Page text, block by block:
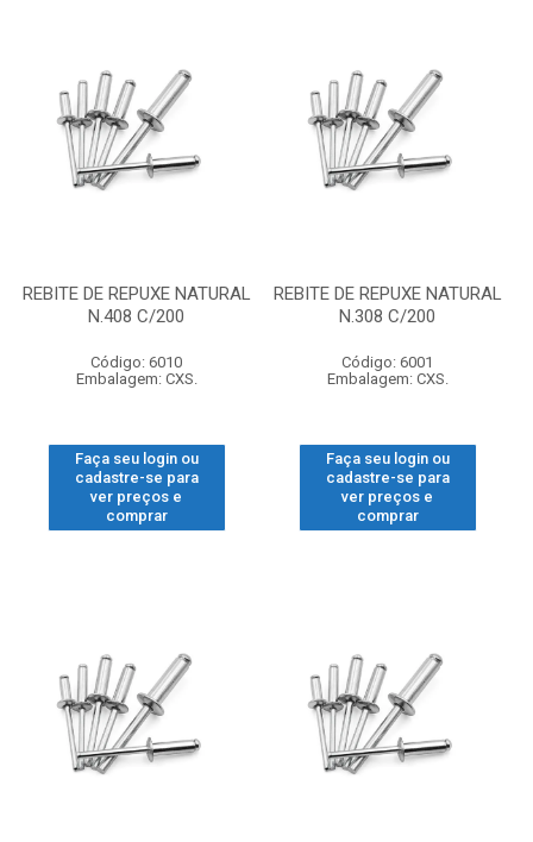
REBITE DE REPUXE NATURAL
N.408 C/200
Código: 6010
Embalagem: CXS.
Faça seu login ou
cadastre-se para
ver preços e
comprar
REBITE DE REPUXE NATURAL
N.308 C/200
Código: 6001
Embalagem: CXS.
Faça seu login ou
cadastre-se para
ver preços e
comprar